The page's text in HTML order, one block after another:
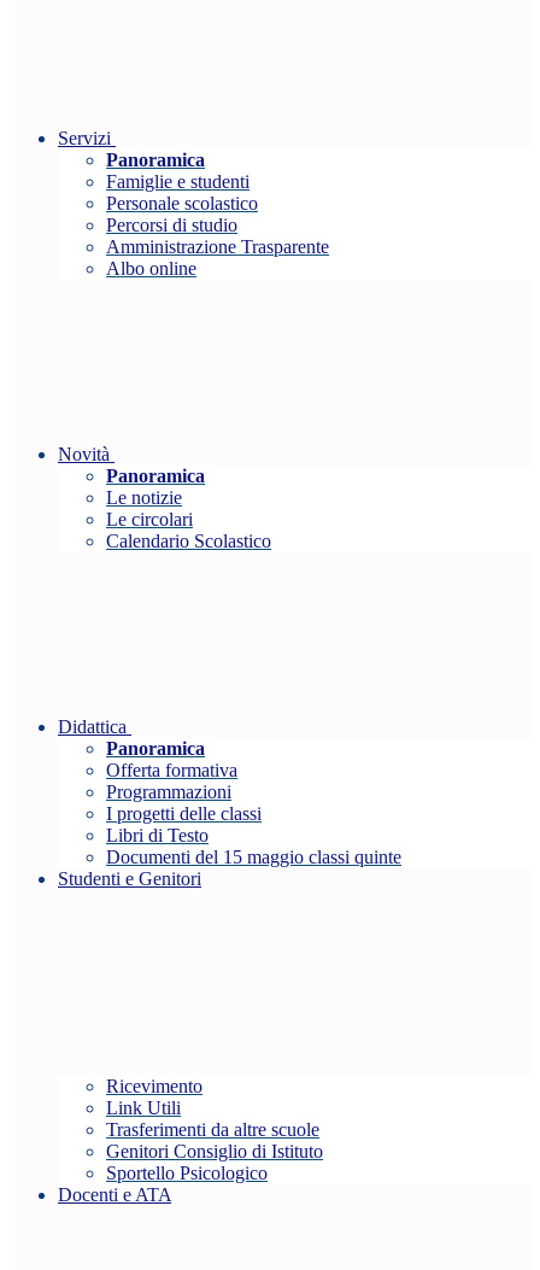
Servizi
Panoramica
Famiglie e studenti
Personale scolastico
Percorsi di studio
Amministrazione Trasparente
Albo online
Novità
Panoramica
Le notizie
Le circolari
Calendario Scolastico
Didattica
Panoramica
Offerta formativa
Programmazioni
I progetti delle classi
Libri di Testo
Documenti del 15 maggio classi quinte
Studenti e Genitori
Ricevimento
Link Utili
Trasferimenti da altre scuole
Genitori Consiglio di Istituto
Sportello Psicologico
Docenti e ATA